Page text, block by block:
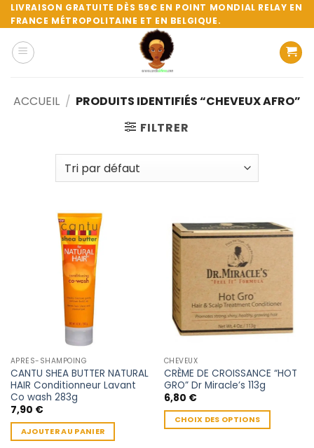
Passer
au
contenu
LIVRAISON GRATUITE DÈS 59€ EN POINT MONDIAL RELAY EN
FRANCE MÉTROPOLITAINE ET EN BELGIQUE.
ACCUEIL / PRODUITS IDENTIFIÉS “CHEVEUX AFRO”
FILTRER
APRÈS-SHAMPOING
CANTU SHEA BUTTER NATURAL
HAIR Conditionneur Lavant
Co wash 283g
7,90 €
AJOUTER AU PANIER
CHEVEUX
CRÈME DE CROISSANCE “HOT
GRO” Dr Miracle’s 113g
6,80 €
CHOIX DES OPTIONS